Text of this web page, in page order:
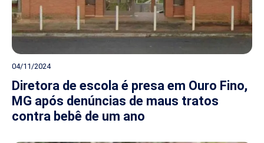
04/11/2024
Diretora de escola é presa em Ouro Fino,
MG após denúncias de maus tratos
contra bebê de um ano